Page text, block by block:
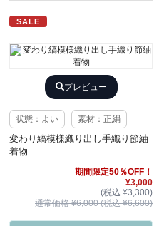
SALE
プレビュー
状態：よい 素材：正絹
変わり縞模様織り出し手織り節紬
着物
期間限定50％OFF！
¥3,000
(税込 ¥3,300)
通常価格 ¥6,000 (税込 ¥6,600)